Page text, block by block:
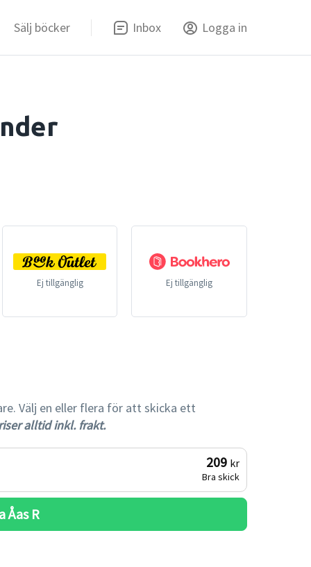
Sälj böcker Inbox Logga in
Ej tillgänglig Ej tillgänglig
Välj en eller flera för att skicka ett
alltid inkl. frakt.
209 kr
Bra skick
Åas R